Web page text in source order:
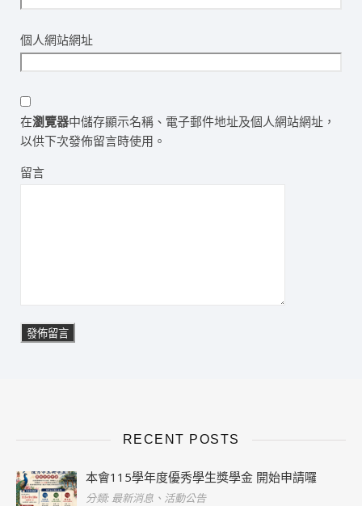
個人網站網址
在瀏覽器中儲存顯示名稱、電子郵件地址及個人網站網址，
以供下次發佈留言時使用。
留言
RECENT POSTS
本會115學年度優秀學生獎學金 開始申請囉
分類: 最新消息、活動公告